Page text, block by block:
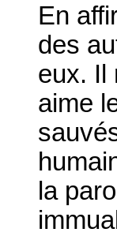
En
des
eux. Il
aime
la